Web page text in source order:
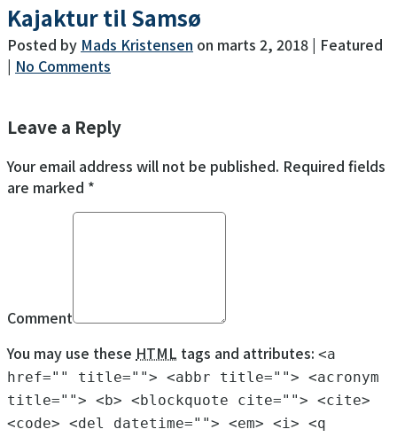
Kajaktur til Samsø
Posted by Mads Kristensen on marts 2, 2018 | Featured
| No Comments
Leave a Reply
Your email address will not be published. Required fields
are marked *
Comment
You may use these HTML tags and attributes: <a
href="" title=""> <abbr title=""> <acronym
title=""> <b> <blockquote cite=""> <cite>
<code> <del datetime=""> <em> <i> <q